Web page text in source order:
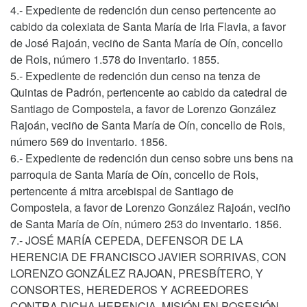
4.- Expediente de redención dun censo pertencente ao
cabido da colexiata de Santa María de Iria Flavia, a favor
de José Rajoán, veciño de Santa María de Oín, concello
de Rois, número 1.578 do inventario. 1855.
5.- Expediente de redención dun censo na tenza de
Quintas de Padrón, pertencente ao cabido da catedral de
Santiago de Compostela, a favor de Lorenzo González
Rajoán, veciño de Santa María de Oín, concello de Rois,
número 569 do inventario. 1856.
6.- Expediente de redención dun censo sobre uns bens na
parroquia de Santa María de Oín, concello de Rois,
pertencente á mitra arcebispal de Santiago de
Compostela, a favor de Lorenzo González Rajoán, veciño
de Santa María de Oín, número 253 do inventario. 1856.
7.- JOSÉ MARÍA CEPEDA, DEFENSOR DE LA
HERENCIA DE FRANCISCO JAVIER SORRIVAS, CON
LORENZO GONZÁLEZ RAJOAN, PRESBÍTERO, Y
CONSORTES, HEREDEROS Y ACREEDORES